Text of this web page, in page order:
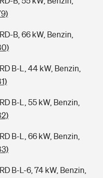
B, 66 kW, Benzin,
B-L, 44 kW, Benzin,
B-L, 55 kW, Benzin,
B-L, 66 kW, Benzin,
B-L-6, 74 kW, Benzin,